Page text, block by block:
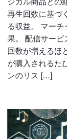
ジカル商品との
再生回数に基づ
る収益。 マー
果。 配信サービ
回数が増えるほ
が購入されるた
ンのリス […]